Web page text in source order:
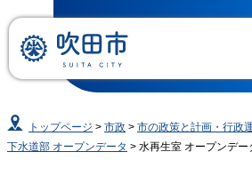
トップページ >市政 >市の政策と計画・行政
下水道部 オープンデータ > 水再生室 オープンデー